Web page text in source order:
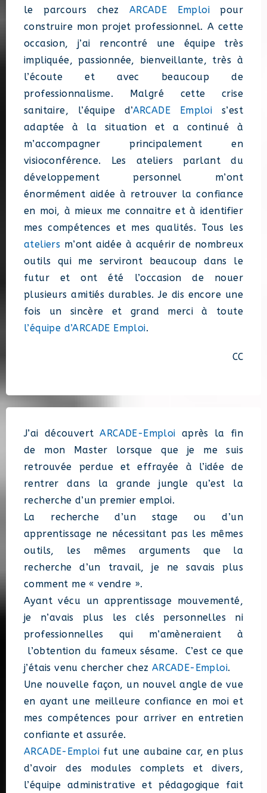
le parcours chez ARCADE Emploi pour
construire mon projet professionnel. A cette
occasion, j’ai rencontré une équipe très
impliquée, passionnée, bienveillante, très à
l’écoute et avec beaucoup de
professionnalisme. Malgré cette crise
sanitaire, l’équipe d’ARCADE Emploi s’est
adaptée à la situation et a continué à
m’accompagner principalement en
visioconférence. Les ateliers parlant du
développement personnel m’ont
énormément aidée à retrouver la confiance
en moi, à mieux me connaitre et à identifier
mes compétences et mes qualités. Tous les
ateliers m’ont aidée à acquérir de nombreux
outils qui me serviront beaucoup dans le
futur et ont été l’occasion de nouer
plusieurs amitiés durables. Je dis encore une
fois un sincère et grand merci à toute
l’équipe d’ARCADE Emploi.
CC
J’ai découvertARCADE-Emploi après la fin
de mon Master lorsque que je me suis
retrouvée perdue et effrayée à l’idée de
rentrer dans la grande jungle qu’est la
recherche d’un premier emploi.
La recherche d’un stage ou d’un
apprentissage ne nécessitant pas les mêmes
outils, les mêmes arguments que la
recherche d’un travail, je ne savais plus
comment me « vendre ».
Ayant vécu un apprentissage mouvementé,
je n’avais plus les clés personnelles ni
professionnelles qui m’amèneraient à
l’obtention du fameux sésame. C’est ce que
j’étais venu chercher chez ARCADE-Emploi.
Une nouvelle façon, un nouvel angle de vue
en ayant une meilleure confiance en moi et
mes compétences pour arriver en entretien
confiante et assurée.
ARCADE-Emploi fut une aubaine car, en plus
d’avoir des modules complets et divers,
l’équipe administrative et pédagogique fait